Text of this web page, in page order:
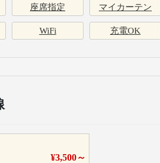
座席指定 マイカーテン
WiFi 充電OK
¥3,500～